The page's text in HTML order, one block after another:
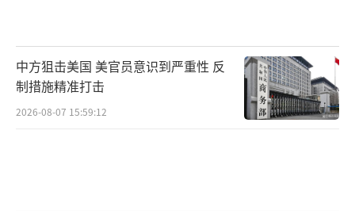
中方狙击美国 美官员意识到严重性 反
制措施精准打击
2026-08-07 15:59:12